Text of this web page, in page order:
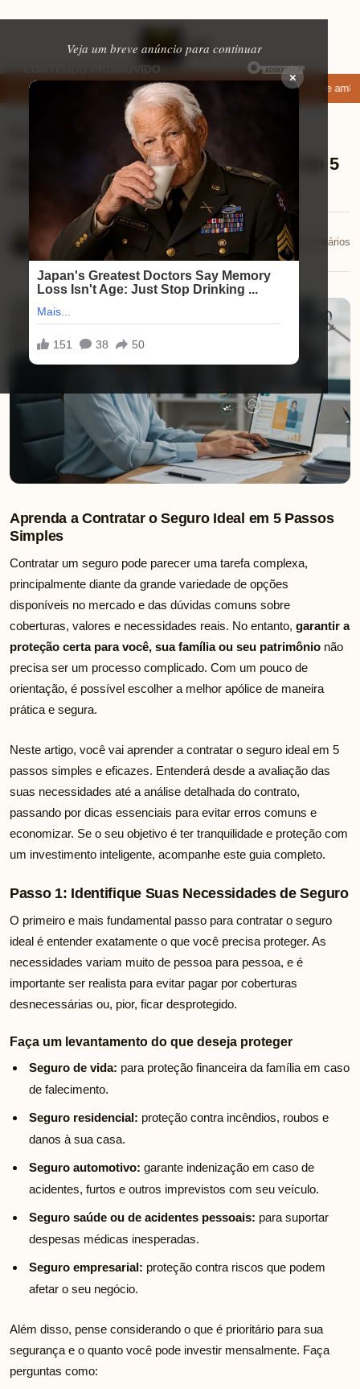
Veja um breve anúncio para continuar
×
de namoro que permitem enviar fotos e vídeos Microfone fifine am8:
⏱ 10 min de leitura
Aprenda a Contratar o Seguro Ideal em 5
Passos Simples
Eduardo Martins
29/09/2025
📅 29/09/2025 💬 0 comentários
Aprenda a Contratar o Seguro Ideal em 5 Passos
Simples
Contratar um seguro pode parecer uma tarefa complexa,
principalmente diante da grande variedade de opções
disponíveis no mercado e das dúvidas comuns sobre
coberturas, valores e necessidades reais. No entanto, garantir a
proteção certa para você, sua família ou seu patrimônio não
precisa ser um processo complicado. Com um pouco de
orientação, é possível escolher a melhor apólice de maneira
prática e segura.
Neste artigo, você vai aprender a contratar o seguro ideal em 5
passos simples e eficazes. Entenderá desde a avaliação das
suas necessidades até a análise detalhada do contrato,
passando por dicas essenciais para evitar erros comuns e
economizar. Se o seu objetivo é ter tranquilidade e proteção com
um investimento inteligente, acompanhe este guia completo.
Passo 1: Identifique Suas Necessidades de Seguro
O primeiro e mais fundamental passo para contratar o seguro
ideal é entender exatamente o que você precisa proteger. As
necessidades variam muito de pessoa para pessoa, e é
importante ser realista para evitar pagar por coberturas
desnecessárias ou, pior, ficar desprotegido.
Faça um levantamento do que deseja proteger
Seguro de vida: para proteção financeira da família em caso
de falecimento.
Seguro residencial: proteção contra incêndios, roubos e
danos à sua casa.
Seguro automotivo: garante indenização em caso de
acidentes, furtos e outros imprevistos com seu veículo.
Seguro saúde ou de acidentes pessoais: para suportar
despesas médicas inesperadas.
Seguro empresarial: proteção contra riscos que podem
afetar o seu negócio.
Além disso, pense considerando o que é prioritário para sua
segurança e o quanto você pode investir mensalmente. Faça
perguntas como: